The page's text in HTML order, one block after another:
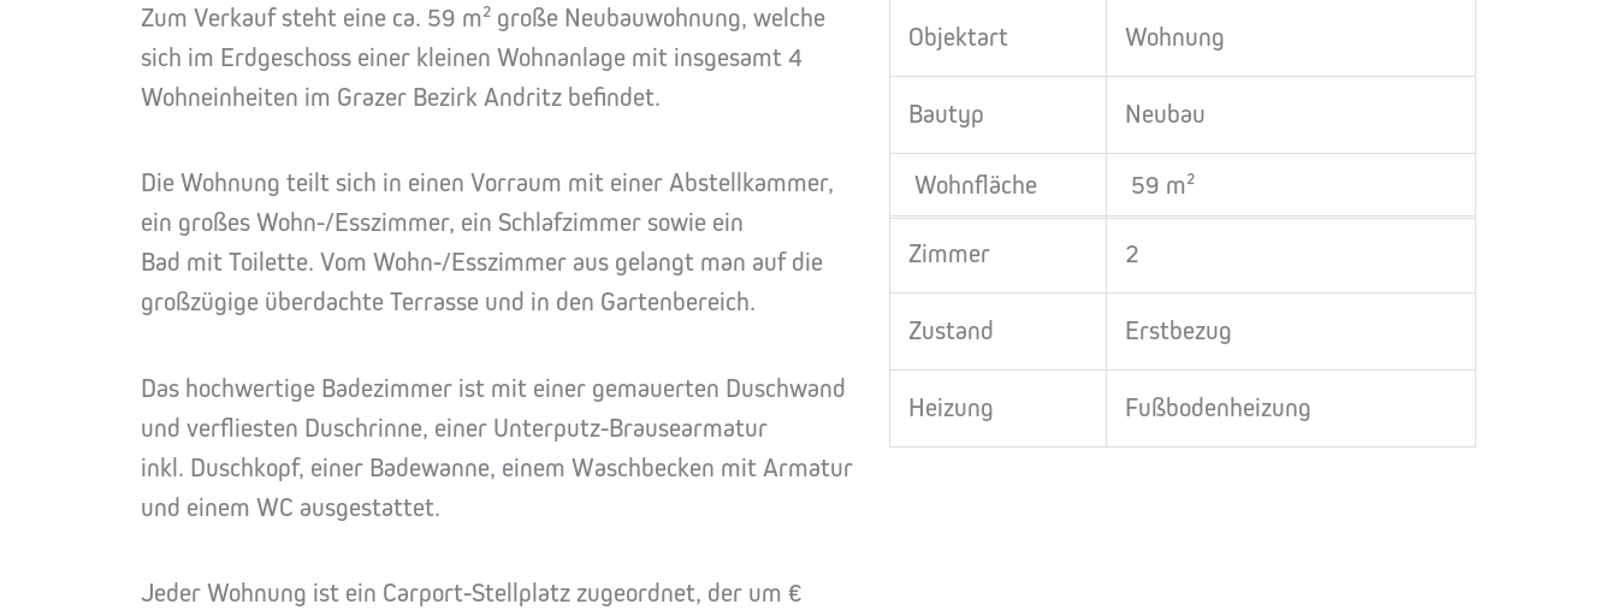
Zum Verkauf steht eine ca. 59 m² große Neubauwohnung, welche
sich im Erdgeschoss einer kleinen Wohnanlage mit insgesamt 4
Wohneinheiten im Grazer Bezirk Andritz befindet.
Die Wohnung teilt sich in einen Vorraum mit einer Abstellkammer,
ein großes Wohn-/Esszimmer, ein Schlafzimmer sowie ein
Bad mit Toilette. Vom Wohn-/Esszimmer aus gelangt man auf die
großzügige überdachte Terrasse und in den Gartenbereich.
Das hochwertige Badezimmer ist mit einer gemauerten Duschwand
und verfliesten Duschrinne, einer Unterputz-Brausearmatur
inkl. Duschkopf, einer Badewanne, einem Waschbecken mit Armatur
und einem WC ausgestattet.
Jeder Wohnung ist ein Carport-Stellplatz zugeordnet, der um €
Objektart Wohnung
Bautyp Neubau
Wohnfläche 59 m²
Zimmer 2
Zustand Erstbezug
Heizung Fußbodenheizung